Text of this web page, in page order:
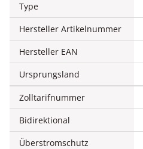
Type
Hersteller Artikelnummer
Hersteller EAN
Ursprungsland
Zolltarifnummer
Bidirektional
Überstromschutz